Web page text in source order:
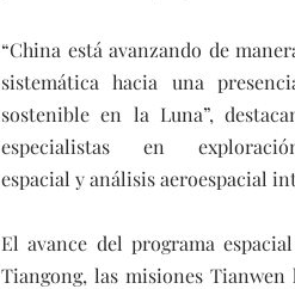
“China está avanzando de
sistemática hacia una
sostenible en la Luna”,
especialistas en
espacial y análisis aeroespacial
El avance del programa
Tiangong, las misiones